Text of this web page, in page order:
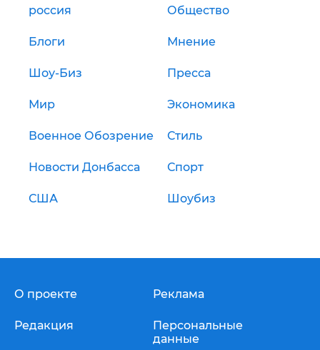
россия Общество
Блоги Мнение
Шоу-Биз Пресса
Мир Экономика
Военное Обозрение Стиль
Новости Донбасса Спорт
США Шоубиз
О проекте
Редакция
Реклама
Персональные
данные